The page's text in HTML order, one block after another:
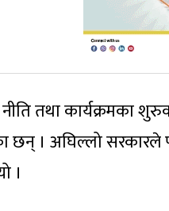
तथा कार्यक्रमका
छन् । अघिल्लो
।